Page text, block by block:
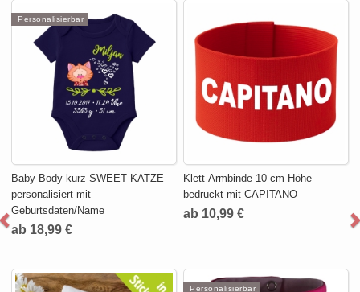
Personalisierbar
Baby Body kurz SWEET KATZE
personalisiert mit
Geburtsdaten/Name
ab 18,99 €
Klett-Armbinde 10 cm Höhe
bedruckt mit CAPITANO
ab 10,99 €
Personalisierbar